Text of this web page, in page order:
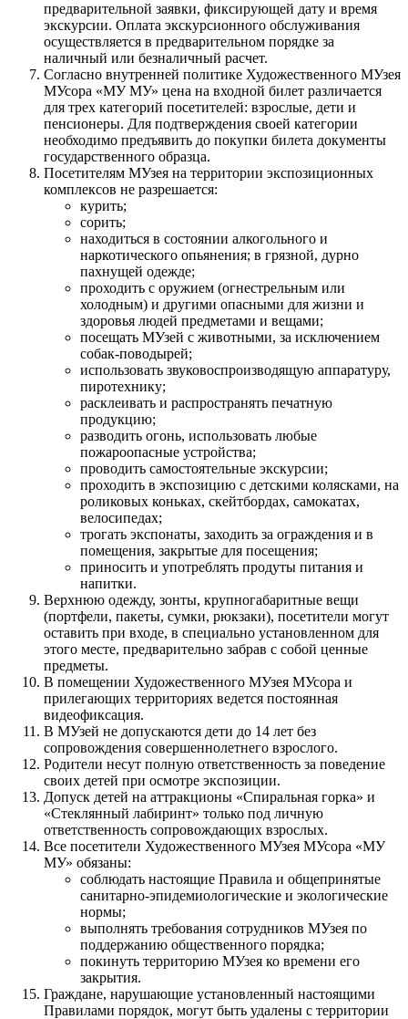
предварительной заявки, фиксирующей дату и время
экскурсии. Оплата экскурсионного обслуживания
осуществляется в предварительном порядке за
наличный или безналичный расчет.
Согласно внутренней политике Художественного МУзея
МУсора «МУ МУ» цена на входной билет различается
для трех категорий посетителей: взрослые, дети и
пенсионеры. Для подтверждения своей категории
необходимо предъявить до покупки билета документы
государственного образца.
Посетителям МУзея на территории экспозиционных
комплексов не разрешается:
курить;
сорить;
находиться в состоянии алкогольного и
наркотического опьянения; в грязной, дурно
пахнущей одежде;
проходить с оружием (огнестрельным или
холодным) и другими опасными для жизни и
здоровья людей предметами и вещами;
посещать МУзей с животными, за исключением
собак-поводырей;
использовать звуковоспроизводящую аппаратуру,
пиротехнику;
расклеивать и распространять печатную
продукцию;
разводить огонь, использовать любые
пожароопасные устройства;
проводить самостоятельные экскурсии;
проходить в экспозицию с детскими колясками, на
роликовых коньках, скейтбордах, самокатах,
велосипедах;
трогать экспонаты, заходить за ограждения и в
помещения, закрытые для посещения;
приносить и употреблять продуты питания и
напитки.
Верхнюю одежду, зонты, крупногабаритные вещи
(портфели, пакеты, сумки, рюкзаки), посетители могут
оставить при входе, в специально установленном для
этого месте, предварительно забрав с собой ценные
предметы.
В помещении Художественного МУзея МУсора и
прилегающих территориях ведется постоянная
видеофиксация.
В МУзей не допускаются дети до 14 лет без
сопровождения совершеннолетнего взрослого.
Родители несут полную ответственность за поведение
своих детей при осмотре экспозиции.
Допуск детей на аттракционы «Спиральная горка» и
«Стеклянный лабиринт» только под личную
ответственность сопровождающих взрослых.
Все посетители Художественного МУзея МУсора «МУ
МУ» обязаны:
соблюдать настоящие Правила и общепринятые
санитарно-эпидемиологические и экологические
нормы;
выполнять требования сотрудников МУзея по
поддержанию общественного порядка;
покинуть территорию МУзея ко времени его
закрытия.
Граждане, нарушающие установленный настоящими
Правилами порядок, могут быть удалены с территории